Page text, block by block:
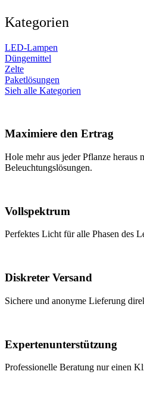
Kategorien
LED-Lampen
Düngemittel
Zelte
Paketlösungen
Sieh alle Kategorien
Maximiere den Ertrag
Hole mehr aus jeder Pflanze heraus
Beleuchtungslösungen.
Vollspektrum
Perfektes Licht für alle Phasen des
Diskreter Versand
Sichere und anonyme Lieferung
Expertenunterstützung
Professionelle Beratung nur einen